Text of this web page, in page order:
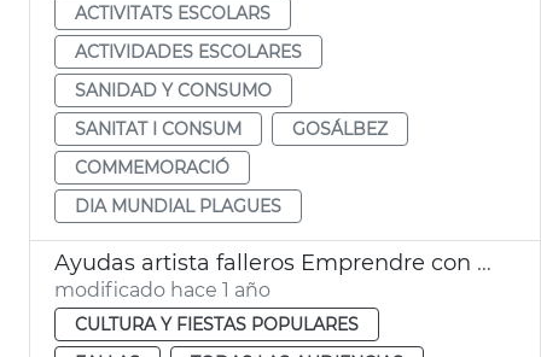
ACTIVITATS ESCOLARS
ACTIVIDADES ESCOLARES
SANIDAD Y CONSUMO
SANITAT I CONSUM
GOSÁLBEZ
COMMEMORACIÓ
DIA MUNDIAL PLAGUES
Ayudas artista falleros Emprendre con Arte
modificado hace 1 año
CULTURA Y FIESTAS POPULARES